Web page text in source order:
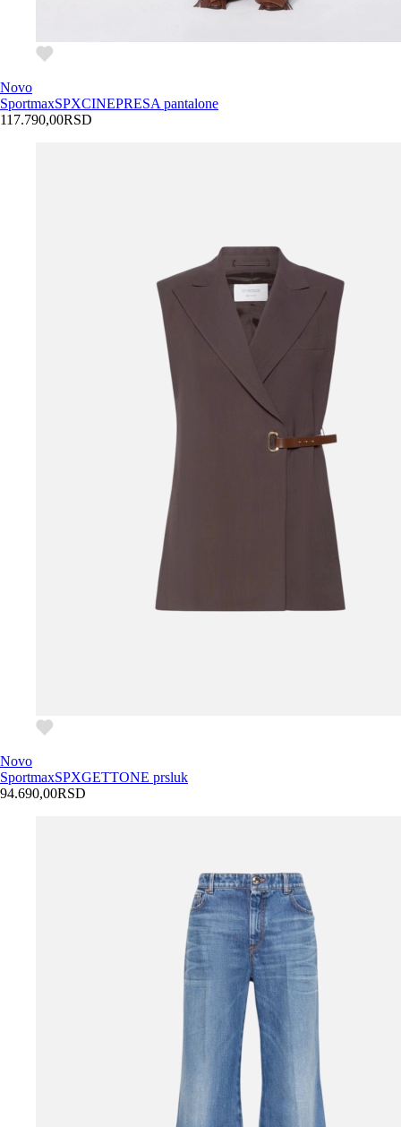
Novo
SportmaxSPXCINEPRESA pantalone
117.790,00RSD
Novo
SportmaxSPXGETTONE prsluk
94.690,00RSD